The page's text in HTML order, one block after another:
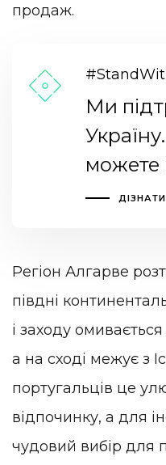
продаж.
Ми
можете
Регіон Алгарве
півдні
і заходу
а на сході межує з
португальців це
відпочинку, а для
чудовий вибір для